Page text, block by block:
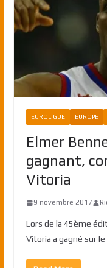
EUROLIGUE EUROPE
Elmer
gagnant,
Vitoria
9 novembre 2017
Lors de la 45ème
Vitoria a gagné sur